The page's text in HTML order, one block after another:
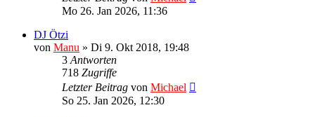
Mo 26. Jan 2026, 11:36
DJ Ötzi
von Manu » Di 9. Okt 2018, 19:48
3 Antworten
718 Zugriffe
Letzter Beitrag von Michael
So 25. Jan 2026, 12:30